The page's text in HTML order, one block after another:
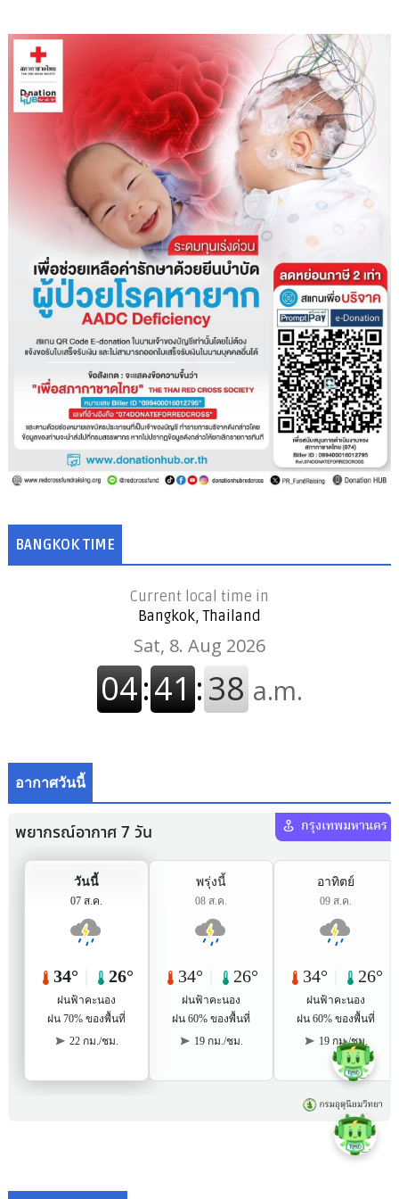
BANGKOK TIME
Current local time in
Bangkok, Thailand
อากาศวันนี้